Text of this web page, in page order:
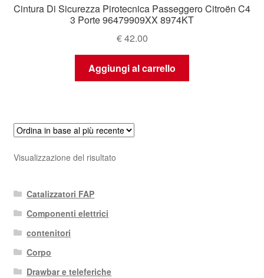
Cintura Di Sicurezza Pirotecnica Passeggero Citroën C4
3 Porte 96479909XX 8974KT
€42.00
Aggiungi al carrello
Visualizzazione del risultato
Catalizzatori FAP
Componenti elettrici
contenitori
Corpo
Drawbar e teleferiche